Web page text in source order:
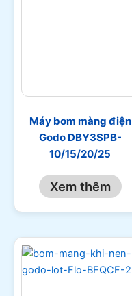
Máy bơm màng điện
Godo DBY3SPB-
10/15/20/25
Xem thêm